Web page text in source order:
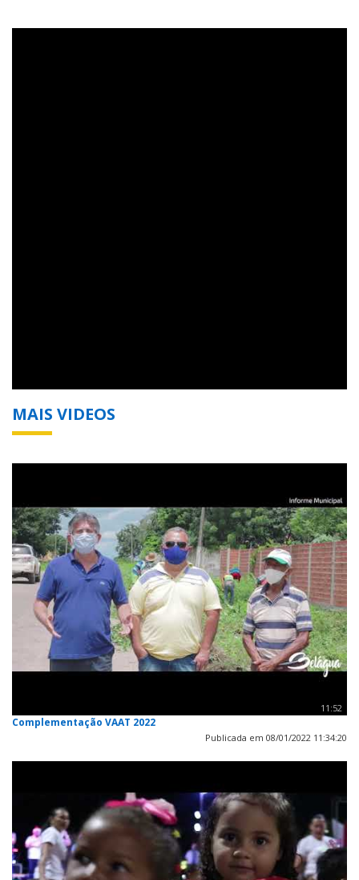
MAIS VIDEOS
11:52
Complementação VAAT 2022
Publicada em 08/01/2022 11:34:20